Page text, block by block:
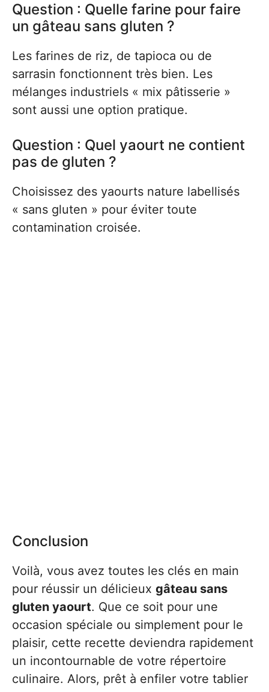
Question : Quelle farine pour faire
un gâteau sans gluten ?
Les farines de riz, de tapioca ou de
sarrasin fonctionnent très bien. Les
mélanges industriels « mix pâtisserie »
sont aussi une option pratique.
Question : Quel yaourt ne contient
pas de gluten ?
Choisissez des yaourts nature labellisés
« sans gluten » pour éviter toute
contamination croisée.
Conclusion
Voilà, vous avez toutes les clés en main
pour réussir un délicieux gâteau sans
gluten yaourt. Que ce soit pour une
occasion spéciale ou simplement pour le
plaisir, cette recette deviendra rapidement
un incontournable de votre répertoire
culinaire. Alors, prêt à enfiler votre tablier